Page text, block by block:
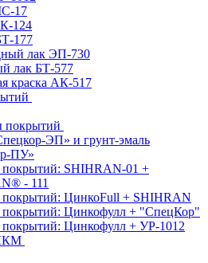
17
124
177
лак ЭП-730
лак БТ-577
краска АК-517
покрытий
ЭП» и грунт-эмаль
ПУ»
покрытий: SHIHRAN-01 +
- 111
покрытий: ЦинкоFull + SHIHRAN
покрытий: Цинкофулл + "СпецКор"
покрытий: Цинкофулл + УР-1012